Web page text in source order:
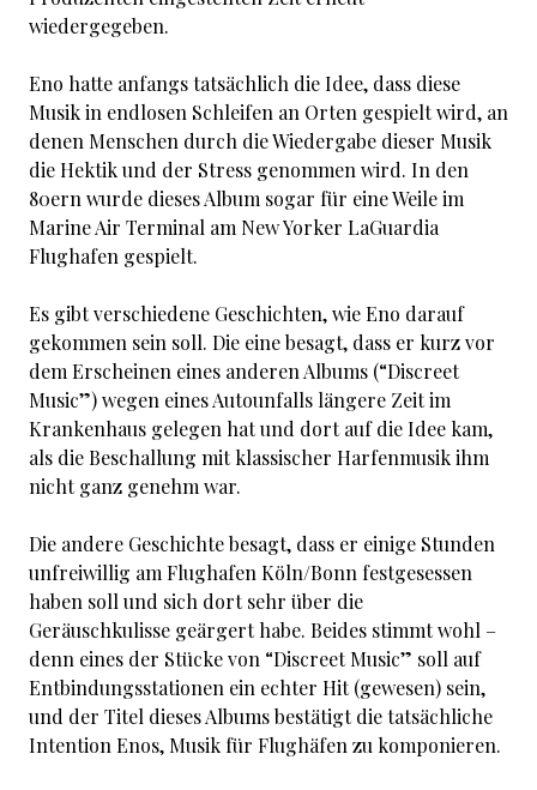
wiedergegeben.
Eno hatte anfangs tatsächlich die Idee, dass diese
Musik in endlosen Schleifen an Orten gespielt wird, an
denen Menschen durch die Wiedergabe dieser Musik
die Hektik und der Stress genommen wird. In den
80ern wurde dieses Album sogar für eine Weile im
Marine Air Terminal am New Yorker LaGuardia
Flughafen gespielt.
Es gibt verschiedene Geschichten, wie Eno darauf
gekommen sein soll. Die eine besagt, dass er kurz vor
dem Erscheinen eines anderen Albums (“Discreet
Music”) wegen eines Autounfalls längere Zeit im
Krankenhaus gelegen hat und dort auf die Idee kam,
als die Beschallung mit klassischer Harfenmusik ihm
nicht ganz genehm war.
Die andere Geschichte besagt, dass er einige Stunden
unfreiwillig am Flughafen Köln/Bonn festgesessen
haben soll und sich dort sehr über die
Geräuschkulisse geärgert habe. Beides stimmt wohl –
denn eines der Stücke von “Discreet Music” soll auf
Entbindungsstationen ein echter Hit (gewesen) sein,
und der Titel dieses Albums bestätigt die tatsächliche
Intention Enos, Musik für Flughäfen zu komponieren.